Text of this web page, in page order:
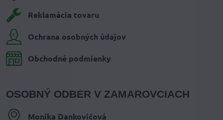
Reklamácia tovaru
Ochrana osobných údajov
Obchodné podmienky
OSOBNÝ ODBER V ZAMAROVCIACH
Monika Dankovičová